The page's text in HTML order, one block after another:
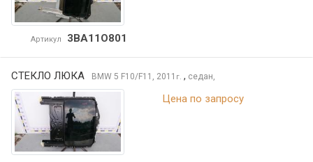
Артикул 3BA11O801
СТЕКЛО ЛЮКА BMW 5 F10/F11, 2011 г. , седан,
Цена по запросу